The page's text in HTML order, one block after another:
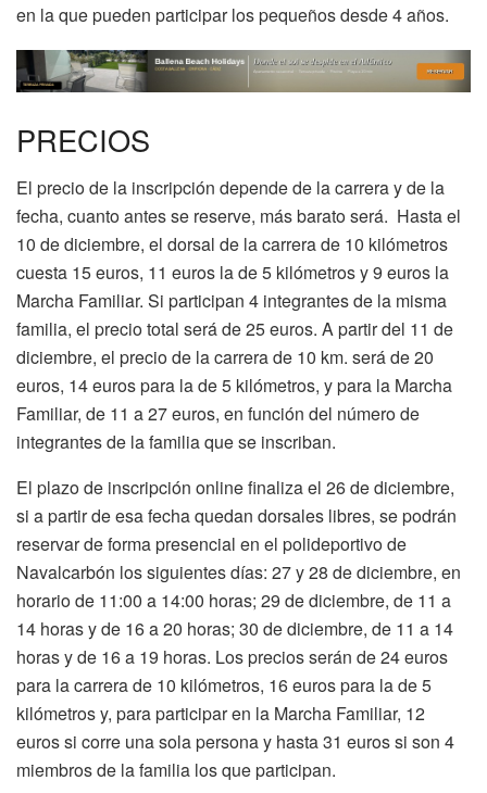
en la que pueden participar los pequeños desde 4 años.
PRECIOS
El precio de la inscripción depende de la carrera y de la
fecha, cuanto antes se reserve, más barato será. Hasta el
10 de diciembre, el dorsal de la carrera de 10 kilómetros
cuesta 15 euros, 11 euros la de 5 kilómetros y 9 euros la
Marcha Familiar. Si participan 4 integrantes de la misma
familia, el precio total será de 25 euros. A partir del 11 de
diciembre, el precio de la carrera de 10 km. será de 20
euros, 14 euros para la de 5 kilómetros, y para la Marcha
Familiar, de 11 a 27 euros, en función del número de
integrantes de la familia que se inscriban.
El plazo de inscripción online finaliza el 26 de diciembre,
si a partir de esa fecha quedan dorsales libres, se podrán
reservar de forma presencial en el polideportivo de
Navalcarbón los siguientes días: 27 y 28 de diciembre, en
horario de 11:00 a 14:00 horas; 29 de diciembre, de 11 a
14 horas y de 16 a 20 horas; 30 de diciembre, de 11 a 14
horas y de 16 a 19 horas. Los precios serán de 24 euros
para la carrera de 10 kilómetros, 16 euros para la de 5
kilómetros y, para participar en la Marcha Familiar, 12
euros si corre una sola persona y hasta 31 euros si son 4
miembros de la familia los que participan.